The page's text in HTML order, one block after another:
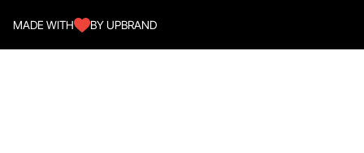
MADE WITH BY UPBRAND